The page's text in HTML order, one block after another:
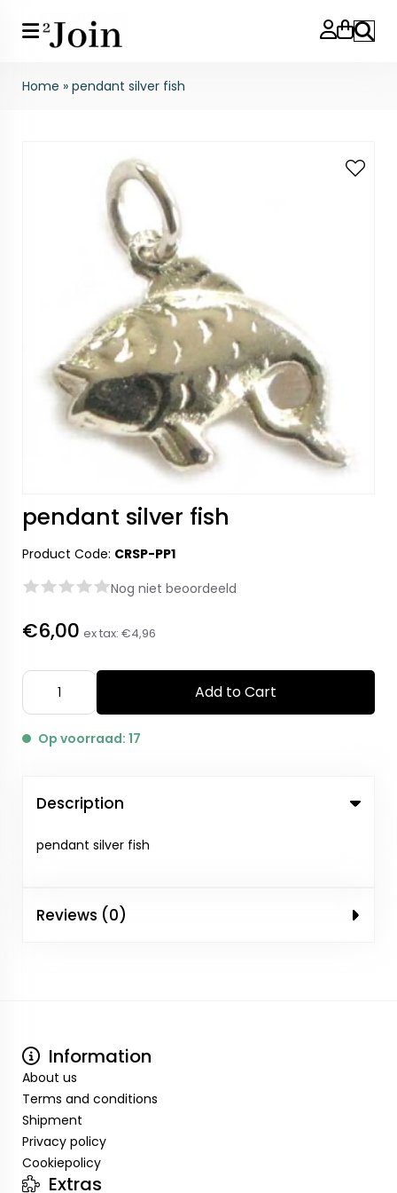
Search
Home » pendant silver fish
pendant silver fish
Product Code: CRSP-PP1
Nog niet beoordeeld
€6,00 ex tax: €4,96
Add to Cart
Op voorraad: 17
Description
pendant silver fish
Reviews (0)
Information
About us
Terms and conditions
Shipment
Privacy policy
Cookiepolicy
Extras